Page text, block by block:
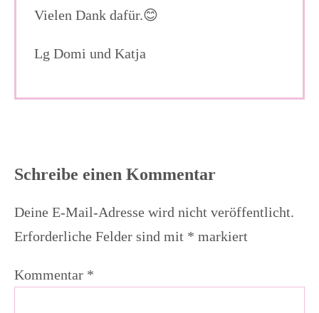
Vielen Dank dafür.😊
Lg Domi und Katja
Schreibe einen Kommentar
Deine E-Mail-Adresse wird nicht veröffentlicht.
Erforderliche Felder sind mit * markiert
Kommentar *